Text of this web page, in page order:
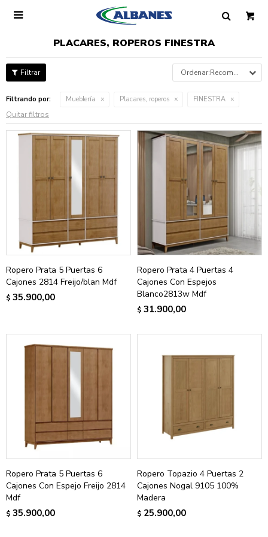

PLACARES, ROPEROS FINESTRA
Recomendados
Filtrando por: Mueblería Placares, roperos FINESTRA
Quitar filtros
Ropero Prata 5 Puertas 6
Cajones 2814 Freijo/blan Mdf
$ 35.900,00
Ropero Prata 4 Puertas 4
Cajones Con Espejos
Blanco2813w Mdf
$ 31.900,00
Ropero Prata 5 Puertas 6
Cajones Con Espejo Freijo 2814
Mdf
$ 35.900,00
Ropero Topazio 4 Puertas 2
Cajones Nogal 9105 100%
Madera
$ 25.900,00